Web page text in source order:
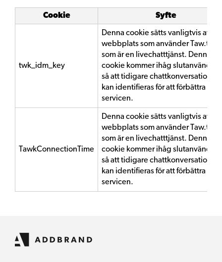
Cookie Syfte
twk_idm_key
Denna cookie sätts vanligtvis av en
webbplats som använder Taw.to,
som är en livechatttjänst. Denna
cookie kommer ihåg
så att tidigare chattkonversationer
kan identifieras för att förbättra
servicen.
TawkConnectionTime
Denna cookie sätts vanligtvis av en
webbplats som använder Taw.to,
som är en livechatttjänst. Denna
cookie kommer ihåg
så att tidigare chattkonversationer
kan identifieras för att förbättra
servicen.